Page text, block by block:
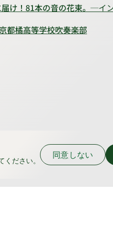
け！81本の音の花束。 ─イ
京都橘高等学校吹奏楽部
ください。
同意しない